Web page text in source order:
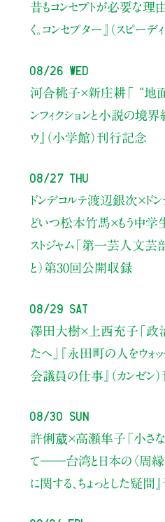
昔もコンセプトが必要な理由
く。コンセプター』（スピー
08/26 Wed
河合桃子×新庄耕「 “地
ンフィクションと小説の境界
ウ』（小学館）刊行記念
08/27 Thu
ドンデコルテ渡辺銀次×ド
どいつ松本竹馬×もう中学
ストジャム「第一芸人文芸部
と） 第30回公開収録
08/29 Sat
澤田大樹×上西充子 「
たへ」
『永田町の人をウォッ
会議員の仕事』（カンゼン
08/30 Sun
許俐葳×高瀬隼子 「小さ
て――台湾と日本の〈周縁
に関する、ちょっとした疑問